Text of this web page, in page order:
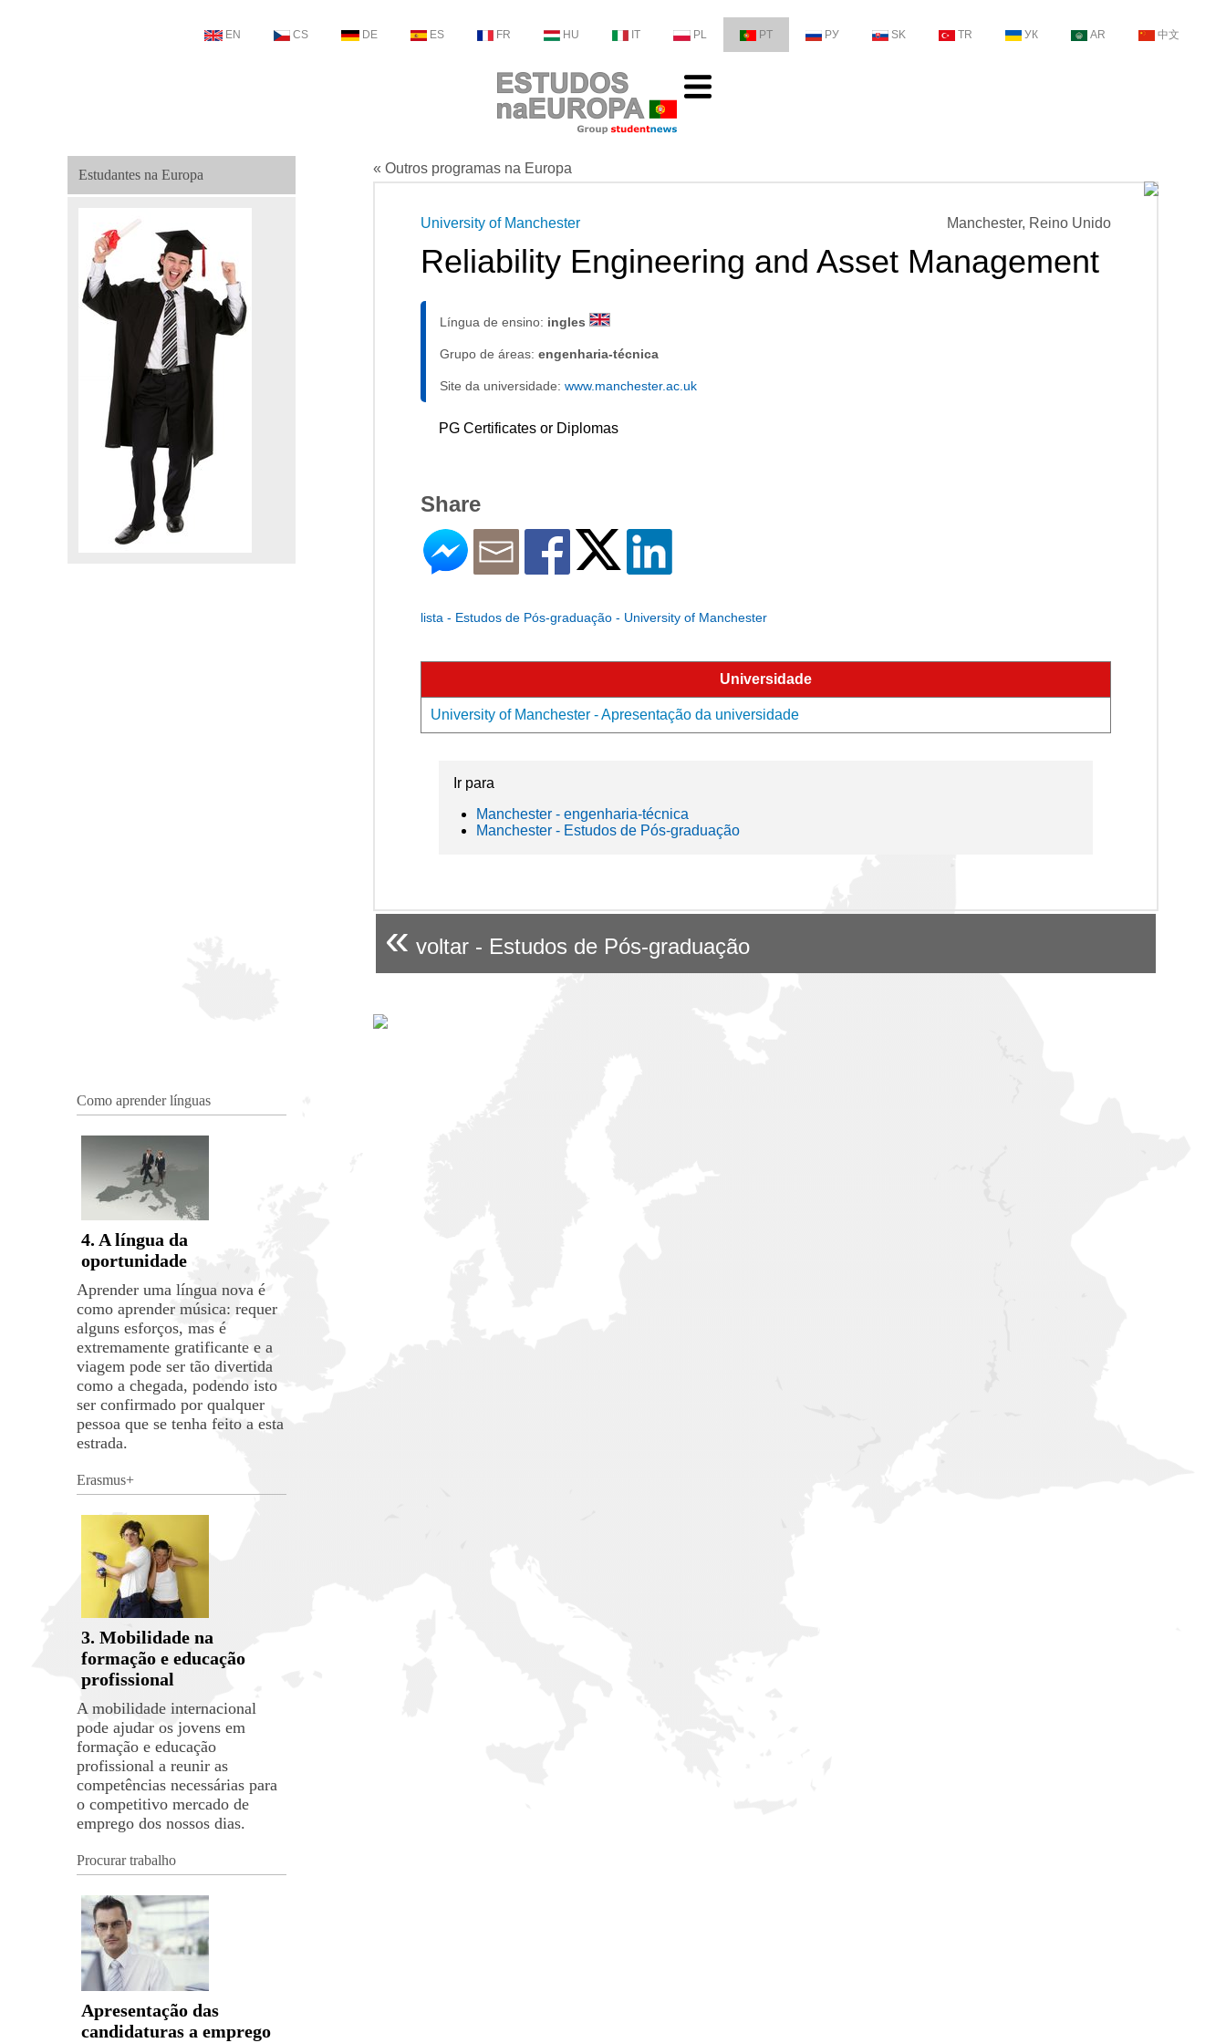
EN CS DE ES FR HU IT PL PT РУ SK TR УК AR 中文
Estudantes na Europa « Outros programas na Europa
Manchester, Reino Unido
University of Manchester
Reliability Engineering and Asset Management
Língua de ensino: ingles
Grupo de áreas: engenharia-técnica
Site da universidade: www.manchester.ac.uk
PG Certificates or Diplomas
Share
lista - Estudos de Pós-graduação - University of Manchester
Universidade
University of Manchester - Apresentação da universidade
Ir para
Manchester - engenharia-técnica
Manchester - Estudos de Pós-graduação
« voltar - Estudos de Pós-graduação
Como aprender línguas
4. A língua da
oportunidade
Aprender uma língua nova é
como aprender música: requer
alguns esforços, mas é
extremamente gratificante e a
viagem pode ser tão divertida
como a chegada, podendo isto
ser confirmado por qualquer
pessoa que se tenha feito a esta
estrada.
Erasmus+
3. Mobilidade na
formação e educação
profissional
A mobilidade internacional
pode ajudar os jovens em
formação e educação
profissional a reunir as
competências necessárias para
o competitivo mercado de
emprego dos nossos dias.
Procurar trabalho
Apresentação das
candidaturas a emprego